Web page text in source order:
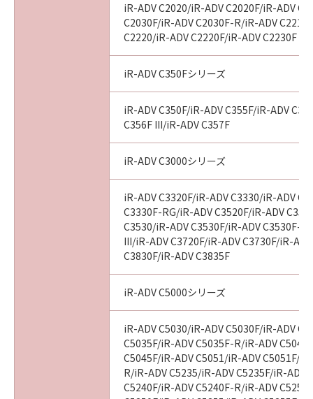
(5) 上記にかかわらず、本契約書第2条、第4条
から第7条まで、第8条第4項および第10条の規
定は、本契約書の終了後も効力を有します。
“米国政府エンドユーザー”とは、米国政府の機
関また団体を意味します。もしお客様が米国政
府エンドユーザーである場合、以下の規定が適
用されます：The SOFTWARE is a "commercial
2.101 (Oct 1995), consisting of "commercial
computer software" and "commercial
computer software documentation," as such
terms are used in 48 C.F.R. 12.212 (Sept 1995).
Consistent with 48 C.F.R. 12.212 and 48 C.F.R.
227.7202-1 through 227.7202-4 (June 1995),
the SOFTWARE with only those rights set
forth herein. The manufacturer is Canon
Inc./30-2, Shimomaruko 3-chome, Ohta-ku,
Tokyo 146-8501, Japan.
本条項中で使用される"the SOFTWARE"とは、
iR-ADV C2020/iR-ADV C2020F/iR-ADV
C2030F/iR-ADV C2030F-R/iR-ADV
C2220/iR-ADV C2220F/iR-ADV C2230F
iR-ADV C350Fシリーズ
iR-ADV C350F/iR-ADV C355F/iR-ADV
C356F III/iR-ADV C357F
iR-ADV C3000シリーズ
iR-ADV C3320F/iR-ADV C3330/iR-ADV
C3330F-RG/iR-ADV C3520F/iR-ADV
C3530/iR-ADV C3530F/iR-ADV C3530F-
III/iR-ADV C3720F/iR-ADV C3730F/iR-
C3830F/iR-ADV C3835F
iR-ADV C5000シリーズ
iR-ADV C5030/iR-ADV C5030F/iR-ADV
C5035F/iR-ADV C5035F-R/iR-ADV
C5045F/iR-ADV C5051/iR-ADV C5051F/
R/iR-ADV C5235/iR-ADV C5235F/iR-ADV
C5240F/iR-ADV C5240F-R/iR-ADV